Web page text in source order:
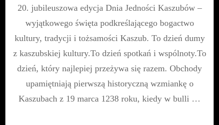
Jedności
Kaszubów
20. jubileuszowa edycja Dnia Jedności Kaszubów –
wyjątkowego święta podkreślającego bogactwo
kultury, tradycji i tożsamości Kaszub. To dzień dumy
z kaszubskiej kultury.To dzień spotkań i wspólnoty.To
dzień, który najlepiej przeżywa się razem. Obchody
upamiętniają pierwszą historyczną wzmiankę o
Kaszubach z 19 marca 1238 roku, kiedy w bulli …